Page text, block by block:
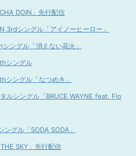
DOIN」先行配信
3rdシングル「アイノーヒーロー」
ングル「消えない花火」
シングル
シングル「なつめき」
ルシングル「BRUCE WAYNE feat. Flo
ングル「SODA SODA」
SKY」先行配信